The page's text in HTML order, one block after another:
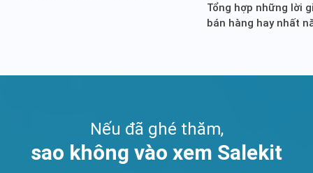
Tổng hợp những lời
bán hàng hay nhất
Nếu đã ghé thăm,
sao không vào xem Salekit